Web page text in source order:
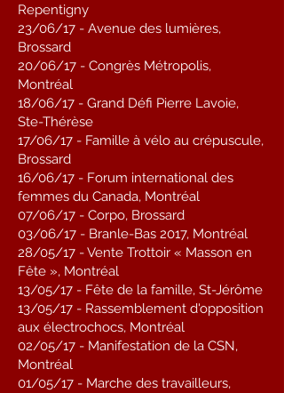
Repentigny
23/06/17 - Avenue des lumières,
Brossard
20/06/17 - Congrès Métropolis,
Montréal
18/06/17 - Grand Défi Pierre Lavoie,
Ste-Thérèse
17/06/17 - Famille à vélo au crépuscule,
Brossard
16/06/17 - Forum international des
femmes du Canada, Montréal
07/06/17 - Corpo, Brossard
03/06/17 - Branle-Bas 2017, Montréal
28/05/17 - Vente Trottoir « Masson en
Fête », Montréal
13/05/17 - Fête de la famille, St-Jérôme
13/05/17 - Rassemblement d'opposition
aux électrochocs, Montréal
02/05/17 - Manifestation de la CSN,
Montréal
01/05/17 - Marche des travailleurs,